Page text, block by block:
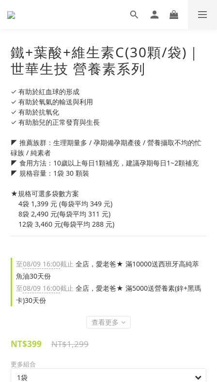
鐵+葉酸+維生素C(30顆/袋)｜
世華生技 營養素系列
✓ 有助於紅血球的形成
✓ 有助於氧氣的輸送與利用
✓ 有助於抗氧化
✓ 有助胎兒的正常發育與生長
◤ 推薦族群：生理期量多 / 孕期備孕期產後 / 營養攝取不均的忙
碌族 / 純素者
◤ 食⽤方法：10歲以上每日1顆補充，建議孕期每日1~2顆補充
◤ 規格容量：1袋 30 顆裝
★規格可選多袋數方案
    4袋 1,399 元 (每袋平均 349 元)
    8袋 2,490 元(每袋平均 311 元)
    12袋 3,460 元(每袋平均 288 元)
至08/09 16:00截止 全店，愛老爸★ 滿10000送西班牙高純萃
魚油30天份
至08/09 16:00截止 全店，愛老爸★ 滿5000送營養素(鋅+黑瑪
卡)30天份
查看更多
NT$1,299
NT$399
更多組合